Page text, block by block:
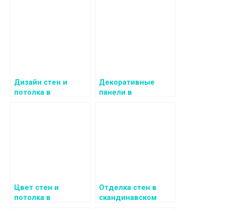
Дизайн стен и
потолка в
Декоративные
панели в
Цвет стен и
потолка в
Отделка стен в
скандинавском